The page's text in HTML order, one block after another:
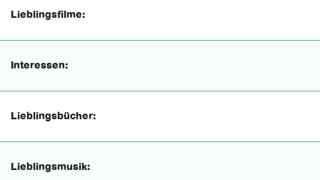
Lieblingsfilme:
Interessen:
Lieblingsbücher:
Lieblingsmusik: